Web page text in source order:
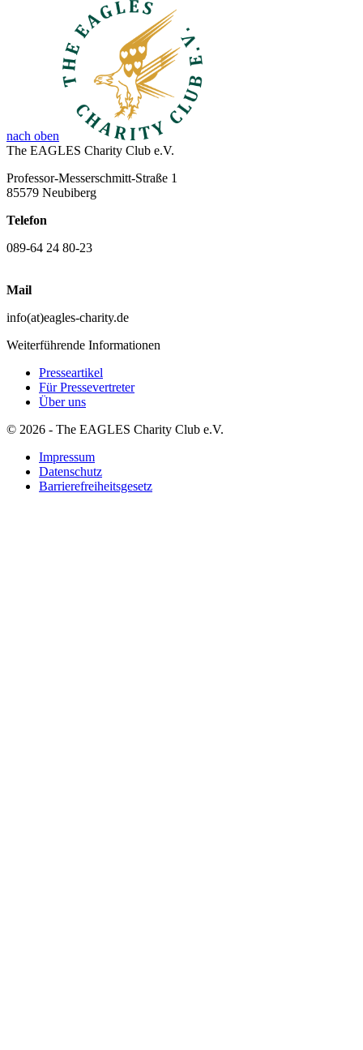
nach oben
The EAGLES Charity Club e.V.
Professor-Messerschmitt-Straße 1
85579 Neubiberg
Telefon
089-64 24 80-23
Mail
info(at)eagles-charity.de
Weiterführende Informationen
Presseartikel
Für Pressevertreter
Über uns
© 2026 - The EAGLES Charity Club e.V.
Impressum
Datenschutz
Barrierefreiheitsgesetz